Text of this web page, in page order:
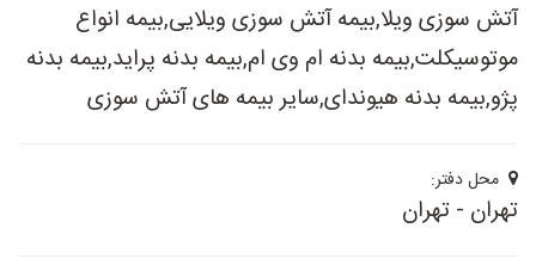
آتش سوزی ویلا,بیمه آتش سوزی ویلایی,بیمه انواع
موتوسیکلت,بیمه بدنه ام وی ام,بیمه بدنه پراید,بیمه بدنه
پژو,بیمه بدنه هیوندای,سایر بیمه های آتش سوزی
محل دفتر:
تهران - تهران